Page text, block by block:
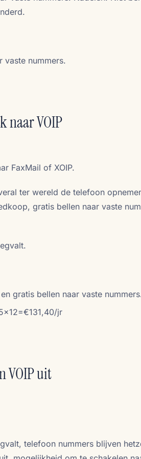
nummers.
naar VOIP
FaxMail of XOIP.
ter wereld de telefoon
gratis bellen naar vaste
gratis bellen naar vaste
jr
VOIP uit
telefoon nummers blijven